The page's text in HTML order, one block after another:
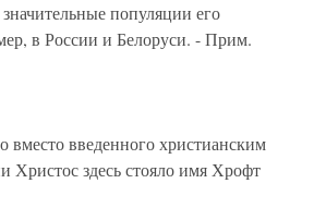
популяции его
в России и Белоруси. - Прим.
вместо введенного христианским
Христос здесь стояло имя Хрофт